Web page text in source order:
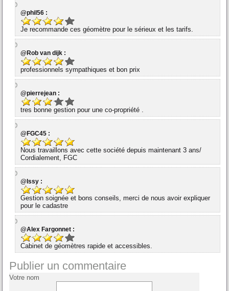
@phil56 :
Je recommande ces géomètre pour le sérieux et les tarifs.
@Rob van dijk :
professionnels sympathiques et bon prix
@pierrejean :
tres bonne gestion pour une co-propriété .
@FGC45 :
Nous travaillons avec cette société depuis maintenant 3 ans/
Cordialement, FGC
@Issy :
Gestion soignée et bons conseils, merci de nous avoir expliquer
pour le cadastre
@Alex Fargonnet :
Cabinet de géomètres rapide et accessibles.
Publier un commentaire
Votre nom